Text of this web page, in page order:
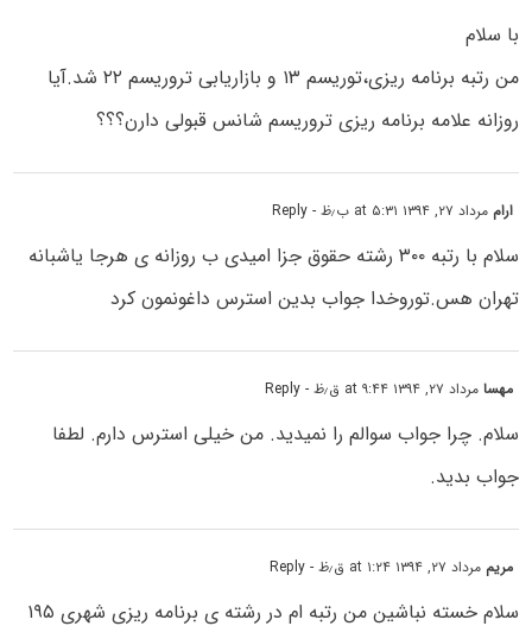
با سلام
من رتبه برنامه ریزی،توریسم ۱۳ و بازاریابی تروریسم ۲۲ شد.آیا
روزانه علامه برنامه ریزی تروریسم شانس قبولی دارن؟؟؟
ارام مرداد ۲۷, ۱۳۹۴ at ۵:۳۱ ب٫ظ - Reply
سلام با رتبه ۳۰۰ رشته حقوق جزا امیدی ب روزانه ی هرجا یاشبانه
تهران هس.توروخدا جواب بدین استرس داغونمون کرد
مهسامرداد ۲۷, ۱۳۹۴ at ۹:۴۴ ق٫ظ - Reply
سلام. چرا جواب سوالم را نمیدید. من خیلی استرس دارم. لطفا
جواب بدید.
مریم مرداد ۲۷, ۱۳۹۴ at ۱:۲۴ ق٫ظ - Reply
سلام خسته نباشین من رتبه ام در رشته ی برنامه ریزی شهری ۱۹۵